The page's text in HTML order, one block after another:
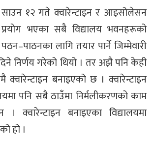
१२ गते क्वारेन्टाइन र आइसोलेसन
भएका सबै विद्यालय भवनहरूको
लागि तयार पार्ने जिम्मेवारी
निर्णय गरेको थियो । तर अझै पनि केही
क्वारेन्टाइन बनाइएको छ । क्वारेन्टाइन
पनि सबै ठाउँमा निर्मलीकरणको काम
बनाइएका विद्यालयमा
हो ।